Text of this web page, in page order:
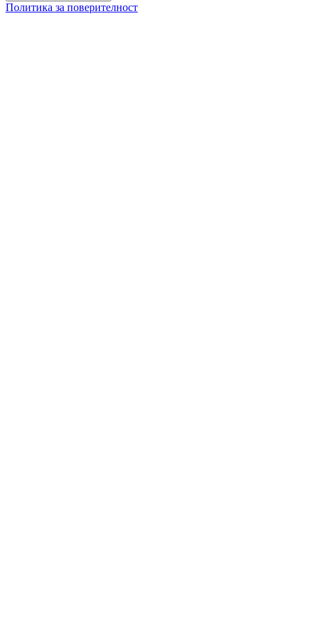
Политика за поверителност